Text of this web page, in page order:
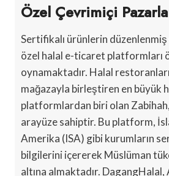
Özel Çevrimiçi
Sertifikalı ürünlerin
özel halal e-ticaret platformları
oynamaktadır. Halal
mağazayla birleştiren en büyük
platformlardan biri olan
arayüze sahiptir. Bu platform,
Amerika (ISA) gibi kurumların
bilgilerini içererek Müslüman
altına almaktadır.